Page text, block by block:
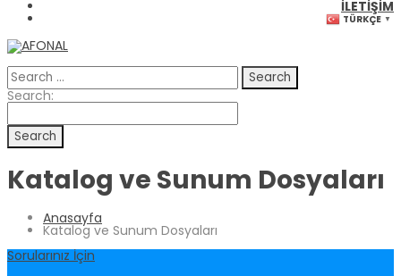
İLETIŞIM
TÜRKÇE ▼
Search
for:
Search
for:
Search:
Katalog ve Sunum Dosyaları
Anasayfa
Katalog ve Sunum Dosyaları
Sorularınız İçin